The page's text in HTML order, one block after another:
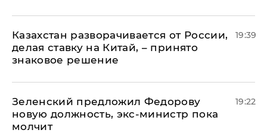
Казахстан разворачивается от России,
делая ставку на Китай, – принято
знаковое решение
19:39
Зеленский предложил Федорову
новую должность, экс-министр пока
молчит
19:22